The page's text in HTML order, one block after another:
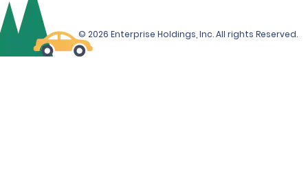
© 2026 Enterprise Holdings, Inc. All rights Reserved.